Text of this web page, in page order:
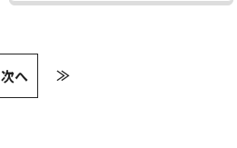
次へ ≫